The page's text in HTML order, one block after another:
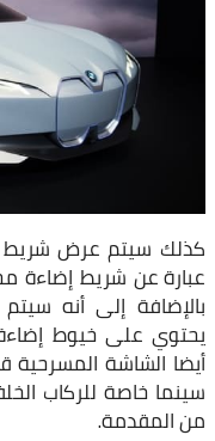
كذلك سيتم عرض شريط
عبارة عن شريط إضاءة
بالإضافة إلى أنه
سينما خاصة للركاب
من المقدمة.